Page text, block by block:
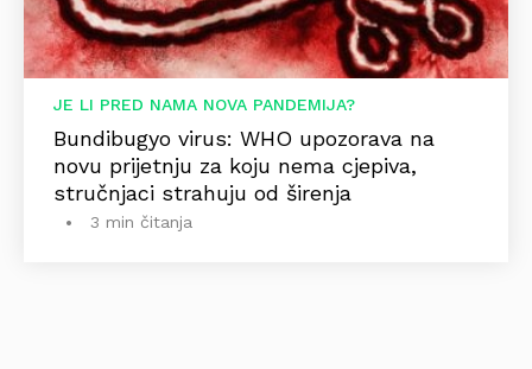
JE LI PRED NAMA NOVA PANDEMIJA?
Bundibugyo virus: WHO upozorava na
novu prijetnju za koju nema cjepiva,
stručnjaci strahuju od širenja
3 min čitanja